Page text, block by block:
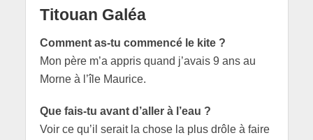
Titouan Galéa
Comment as-tu commencé le kite ?
Mon père m’a appris quand j’avais 9 ans au
Morne à l’île Maurice.
Que fais-tu avant d’aller à l’eau ?
Voir ce qu’il serait la chose la plus drôle à faire